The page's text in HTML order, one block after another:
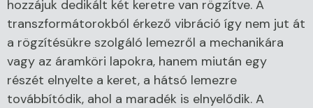
hozzájuk dedikált két keretre van rögzítve. A
transzformátorokból érkező vibráció így nem jut át
a rögzítésükre szolgáló lemezről a mechanikára
vagy az áramköri lapokra, hanem miután egy
részét elnyelte a keret, a hátsó lemezre
továbbítódik, ahol a maradék is elnyelődik. A